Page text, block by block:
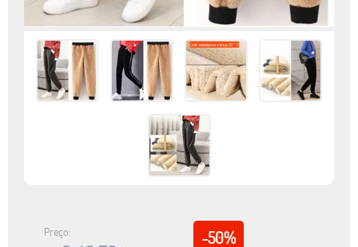
-50%
Preço: